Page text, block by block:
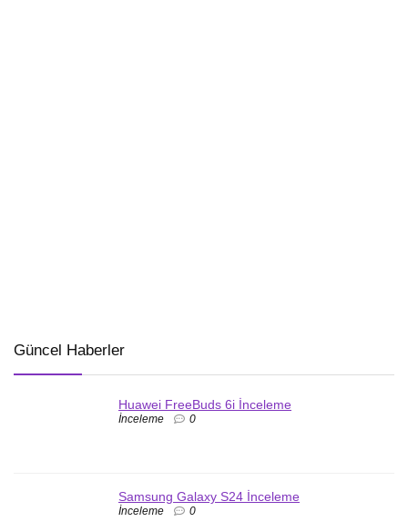
Güncel Haberler
Huawei FreeBuds 6i İnceleme
İnceleme 0
Samsung Galaxy S24 İnceleme
İnceleme 0